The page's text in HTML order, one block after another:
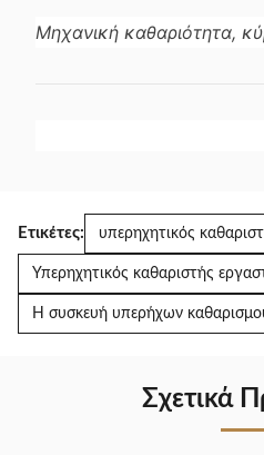
Μηχανική καθαριότητα,
Ετικέτες: υπερηχητικός
Υπερηχητικός καθαριστής
Η συσκευή υπερήχων
Σχετικά